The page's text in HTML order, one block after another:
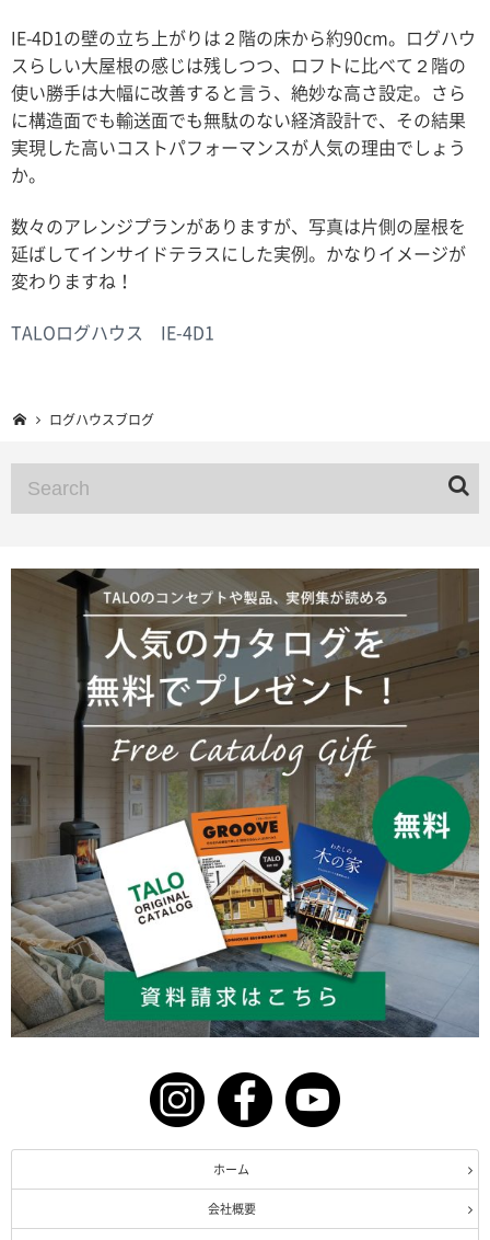
IE-4D1の壁の立ち上がりは２階の床から約90cm。ログハウ
スらしい大屋根の感じは残しつつ、ロフトに比べて２階の
使い勝手は大幅に改善すると言う、絶妙な高さ設定。さら
に構造面でも輸送面でも無駄のない経済設計で、その結果
実現した高いコストパフォーマンスが人気の理由でしょう
か。
数々のアレンジプランがありますが、写真は片側の屋根を
延ばしてインサイドテラスにした実例。かなりイメージが
変わりますね！
TALOログハウス IE-4D1
ログハウスブログ
ホーム
会社概要